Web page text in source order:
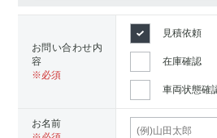
お問い合わせ内
容
見積依頼
在庫確認
車両状態確
お名前